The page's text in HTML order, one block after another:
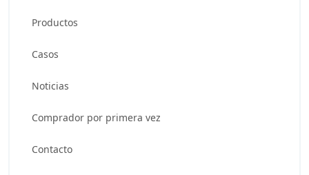
Productos
Casos
Noticias
Comprador por primera vez
Contacto